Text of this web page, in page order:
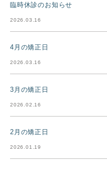
臨時休診のお知らせ
2026.03.16
4月の矯正日
2026.03.16
3月の矯正日
2026.02.16
2月の矯正日
2026.01.19